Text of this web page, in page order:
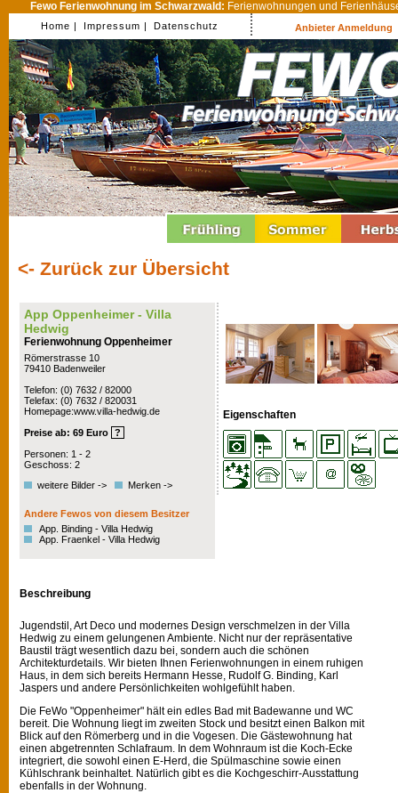
Fewo Ferienwohnung im Schwarzwald: Ferienwohnungen und
Home | Impressum | Datenschutz Anbieter Anmeldung
<- Zurück zur Übersicht
App Oppenheimer - Villa
Hedwig
Ferienwohnung Oppenheimer
Römerstrasse 10
79410 Badenweiler
Telefon: (0) 7632 / 82000
Telefax: (0) 7632 / 820031
Homepage:www.villa-hedwig.de
Preise ab: 69 Euro ?
Personen: 1 - 2
Geschoss: 2
weitere Bilder ->
Merken ->
Andere Fewos von diesem Besitzer
App. Binding - Villa Hedwig
App. Fraenkel - Villa Hedwig
Eigenschaften
Beschreibung
Jugendstil, Art Deco und modernes Design verschmelzen in der Villa
Hedwig zu einem gelungenen Ambiente. Nicht nur der repräsentative
Baustil trägt wesentlich dazu bei, sondern auch die schönen
Architekturdetails. Wir bieten Ihnen Ferienwohnungen in einem ruhigen
Haus, in dem sich bereits Hermann Hesse, Rudolf G. Binding, Karl
Jaspers und andere Persönlichkeiten wohlgefühlt haben.
Die FeWo "Oppenheimer" hält ein edles Bad mit Badewanne und WC
bereit. Die Wohnung liegt im zweiten Stock und besitzt einen Balkon mit
Blick auf den Römerberg und in die Vogesen. Die Gästewohnung hat
einen abgetrennten Schlafraum. In dem Wohnraum ist die Koch-Ecke
integriert, die sowohl einen E-Herd, die Spülmaschine sowie einen
Kühlschrank beinhaltet. Natürlich gibt es die Kochgeschirr-Ausstattung
ebenfalls in der Wohnung.